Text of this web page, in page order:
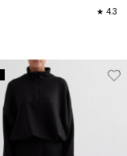
★ 4.3
verlanglijstje